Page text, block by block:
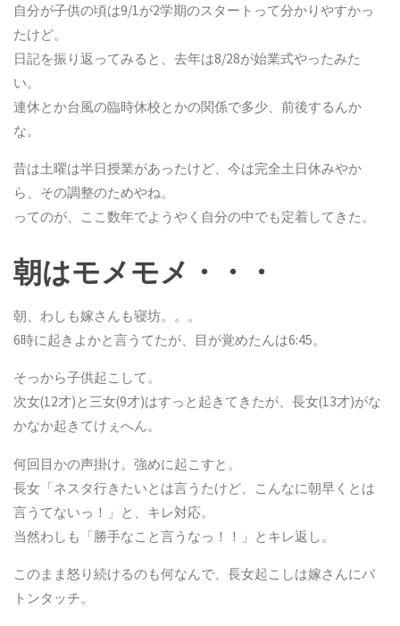
自分が子供の頃は9/1が2学期のスタートって分かりやすかっ
たけど。
日記を振り返ってみると、去年は8/28が始業式やったみた
い。
連休とか台風の臨時休校とかの関係で多少、前後するんか
な。
昔は土曜は半日授業があったけど、今は完全土日休みやか
ら、その調整のためやね。
ってのが、ここ数年でようやく自分の中でも定着してきた。
朝はモメモメ・・・
朝、わしも嫁さんも寝坊。。。
6時に起きよかと言うてたが、目が覚めたんは6:45。
そっから子供起こして。
次女(12才)と三女(9才)はすっと起きてきたが、長女(13才)がな
かなか起きてけぇへん。
何回目かの声掛け。強めに起こすと。
長女「ネスタ行きたいとは言うたけど、こんなに朝早くとは
言うてないっ！」と、キレ対応。
当然わしも「勝手なこと言うなっ！！」とキレ返し。
このまま怒り続けるのも何なんで、長女起こしは嫁さんにバ
トンタッチ。